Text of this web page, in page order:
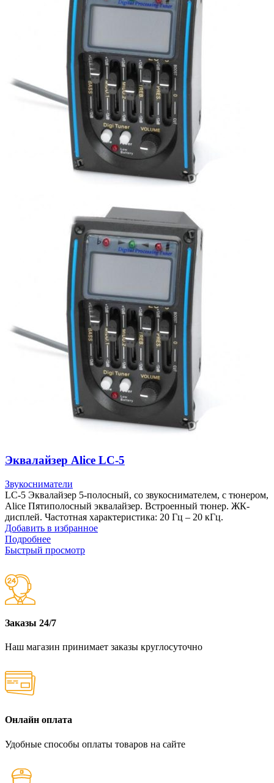
Эквалайзер Alice LC-5
Звукосниматели
LC-5 Эквалайзер 5-полосный, со звукоснимателем, с тюнером,
Alice Пятиполосный эквалайзер. Встроенный тюнер. ЖК-
дисплей. Частотная характеристика: 20 Гц – 20 кГц.
Добавить в избранное
Подробнее
Быстрый просмотр
Заказы 24/7
Наш магазин принимает заказы круглосуточно
Онлайн оплата
Удобные способы оплаты товаров на сайте